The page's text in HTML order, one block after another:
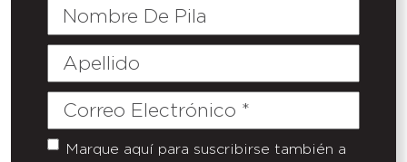
Nombre
Pila
Apellido
Correo
Untitled
Marque aquí para suscribirse también a